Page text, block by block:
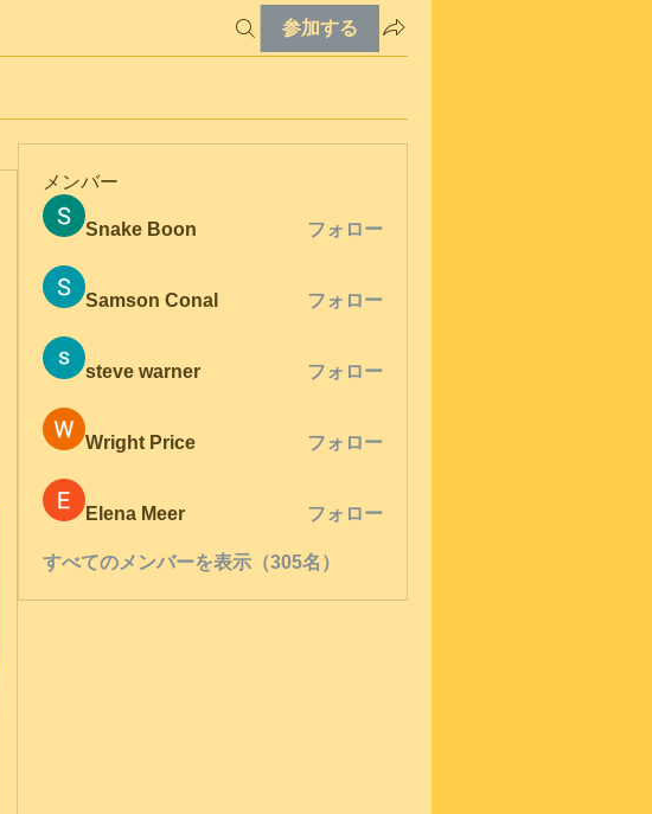
参加する
メンバー
Snake Boon フォロー
Samson Conal フォロー
steve warner フォロー
Wright Price フォロー
Elena Meer フォロー
すべてのメンバーを表示（305名）